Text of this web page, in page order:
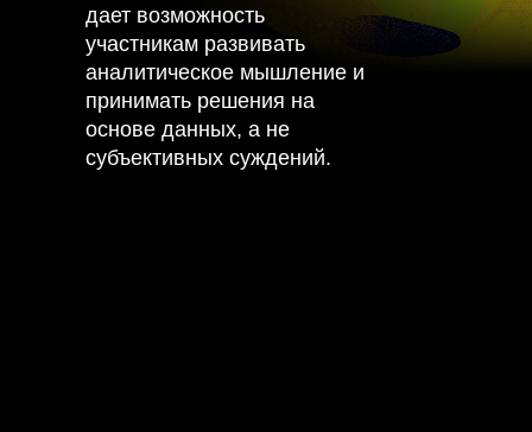
дает возможность
участникам развивать
аналитическое мышление и
принимать решения на
основе данных, а не
субъективных суждений.